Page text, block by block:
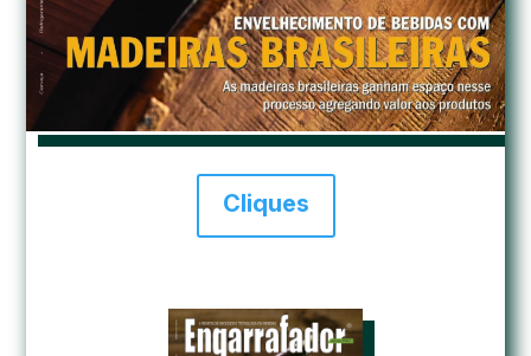
Cliques